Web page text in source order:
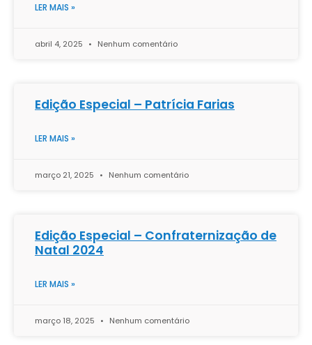
LER MAIS »
abril 4, 2025 Nenhum comentário
Edição Especial – Patrícia Farias
LER MAIS »
março 21, 2025 Nenhum comentário
Edição Especial – Confraternização de
Natal 2024
LER MAIS »
março 18, 2025 Nenhum comentário